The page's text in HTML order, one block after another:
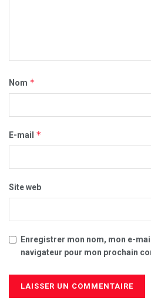
Nom *
E-mail *
Site web
Enregistrer mon nom, mon e-
navigateur pour mon prochain